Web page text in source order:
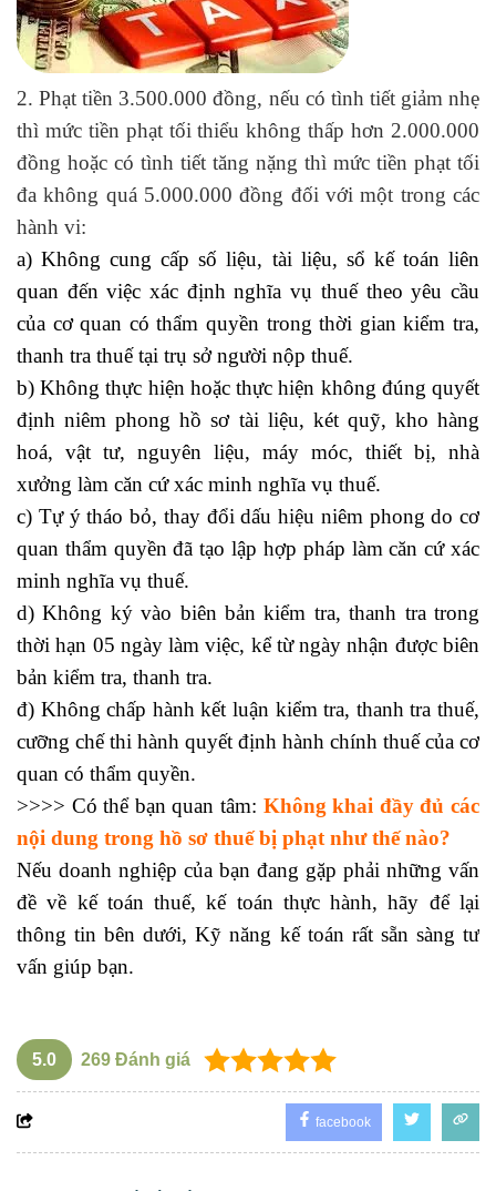
2. Phạt tiền 3.500.000 đồng, nếu có tình tiết giảm nhẹ
thì mức tiền phạt tối thiểu không thấp hơn 2.000.000
đồng hoặc có tình tiết tăng nặng thì mức tiền phạt tối
đa không quá 5.000.000 đồng đối với một trong các
hành vi:
a) Không cung cấp số liệu, tài liệu, sổ kế toán liên
quan đến việc xác định nghĩa vụ thuế theo yêu cầu
của cơ quan có thẩm quyền trong thời gian kiểm tra,
thanh tra thuế tại trụ sở người nộp thuế.
b) Không thực hiện hoặc thực hiện không đúng quyết
định niêm phong hồ sơ tài liệu, két quỹ, kho hàng
hoá, vật tư, nguyên liệu, máy móc, thiết bị, nhà
xưởng làm căn cứ xác minh nghĩa vụ thuế.
c) Tự ý tháo bỏ, thay đổi dấu hiệu niêm phong do cơ
quan thẩm quyền đã tạo lập hợp pháp làm căn cứ xác
minh nghĩa vụ thuế.
d) Không ký vào biên bản kiểm tra, thanh tra trong
thời hạn 05 ngày làm việc, kể từ ngày nhận được biên
bản kiểm tra, thanh tra.
đ) Không chấp hành kết luận kiểm tra, thanh tra thuế,
cưỡng chế thi hành quyết định hành chính thuế của cơ
quan có thẩm quyền.
>>>> Có thể bạn quan tâm: Không khai đầy đủ các
nội dung trong hồ sơ thuế bị phạt như thế nào?
Nếu doanh nghiệp của bạn đang gặp phải những vấn
đề về kế toán thuế,kế toán thực hành, hãy để lại
thông tin bên dưới, Kỹ năng kế toán rất sẵn sàng tư
vấn giúp bạn.
5.0 269 Đánh giá
facebook